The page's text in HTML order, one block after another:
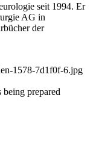
seit 1994. Er
AG in
der
1578-7d1f0f-6.jpg
prepared